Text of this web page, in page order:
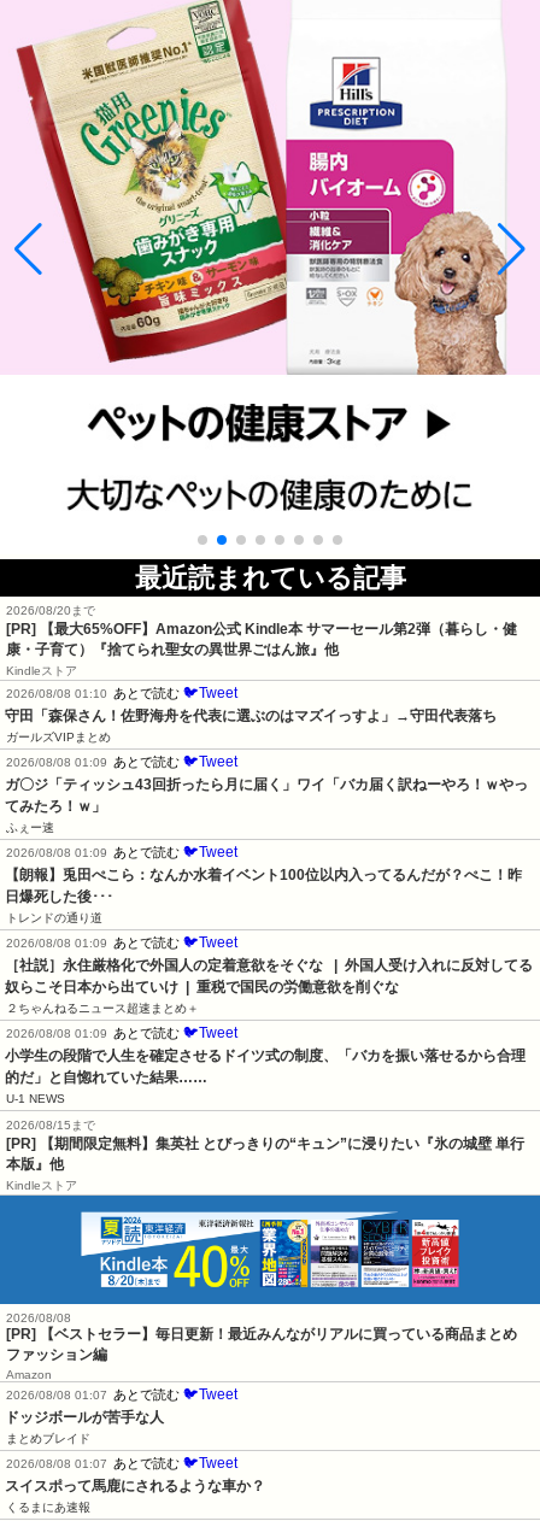
最近読まれている記事
2026/08/20まで
[PR]
【最大65%OFF】Amazon公式 Kindle本 サマーセール第2弾（暮らし・健
康・子育て）『捨てられ聖女の異世界ごはん旅』他
Kindleストア
2026/08/08 01:10
あとで読む 🐦Tweet
守田「森保さん！佐野海舟を代表に選ぶのはマズイっすよ」→守田代表落ち
ガールズVIPまとめ
2026/08/08 01:09
あとで読む 🐦Tweet
ガ〇ジ「ティッシュ43回折ったら月に届く」ワイ「バカ届く訳ねーやろ！ｗやっ
てみたろ！ｗ」
ふぇー速
2026/08/08 01:09
あとで読む 🐦Tweet
【朗報】兎田ぺこら：なんか水着イベント100位以内入ってるんだが？ぺこ！昨
日爆死した後･･･
トレンドの通り道
2026/08/08 01:09
あとで読む 🐦Tweet
［社説］永住厳格化で外国人の定着意欲をそぐな   |  外国人受け入れに反対してる
奴らこそ日本から出ていけ  |  重税で国民の労働意欲を削ぐな
２ちゃんねるニュース超速まとめ＋
2026/08/08 01:09
あとで読む 🐦Tweet
小学生の段階で人生を確定させるドイツ式の制度、「バカを振い落せるから合理
的だ」と自惚れていた結果……
U-1 NEWS
2026/08/15まで
[PR] 【期間限定無料】集英社 とびっきりの“キュン”に浸りたい『氷の城壁 単行
本版』他
Kindleストア
2026/08/08
[PR] 【ベストセラー】毎日更新！最近みんながリアルに買っている商品まとめ
ファッション編
Amazon
2026/08/08 01:07
あとで読む 🐦Tweet
ドッジボールが苦手な人
まとめブレイド
2026/08/08 01:07
あとで読む 🐦Tweet
スイスポって馬鹿にされるような車か？
くるまにあ速報